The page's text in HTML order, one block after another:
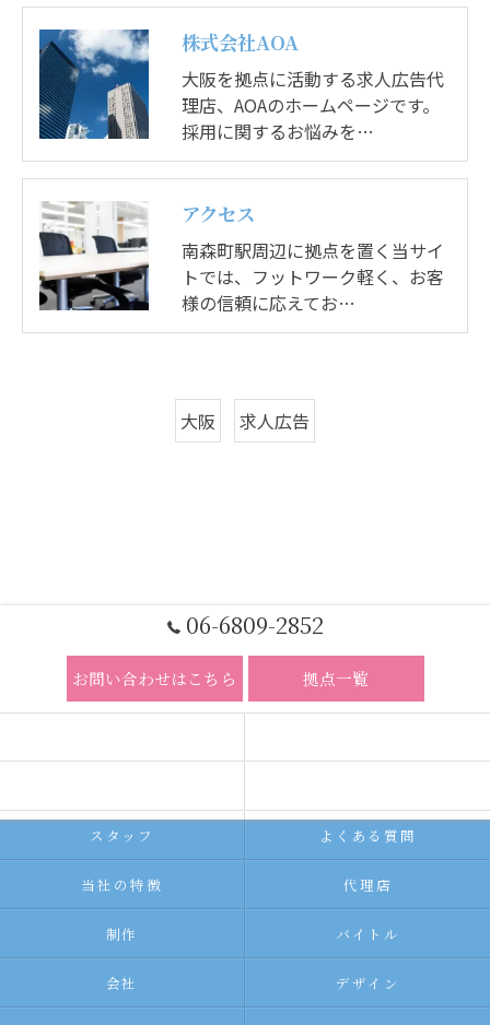
株式会社AOA
大阪を拠点に活動する求人広告代
理店、AOAのホームページです。
採用に関するお悩みを…
アクセス
南森町駅周辺に拠点を置く当サイ
トでは、フットワーク軽く、お客
様の信頼に応えてお…
大阪 求人広告
06-6809-2852
お問い合わせはこちら 拠点一覧
スタッフ よくある質問
当社の特徴 代理店
制作 バイトル
会社 デザイン